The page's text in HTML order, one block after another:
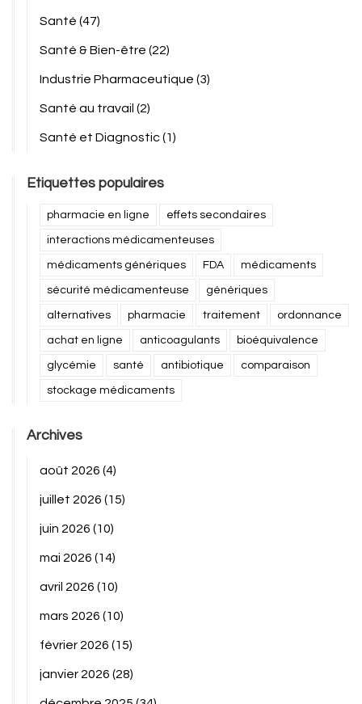
Santé (47)
Santé & Bien-être (22)
Industrie Pharmaceutique (3)
Santé au travail (2)
Santé et Diagnostic(1)
Etiquettes populaires
pharmacie en ligne effets secondaires
interactions médicamenteuses
médicaments génériques FDA médicaments
sécurité médicamenteuse génériques
alternatives pharmacie traitement ordonnance
achat en ligne anticoagulants bioéquivalence
glycémie santé antibiotique comparaison
stockage médicaments
Archives
août 2026 (4)
juillet 2026 (15)
juin 2026 (10)
mai 2026 (14)
avril 2026 (10)
mars 2026 (10)
février 2026 (15)
janvier 2026 (28)